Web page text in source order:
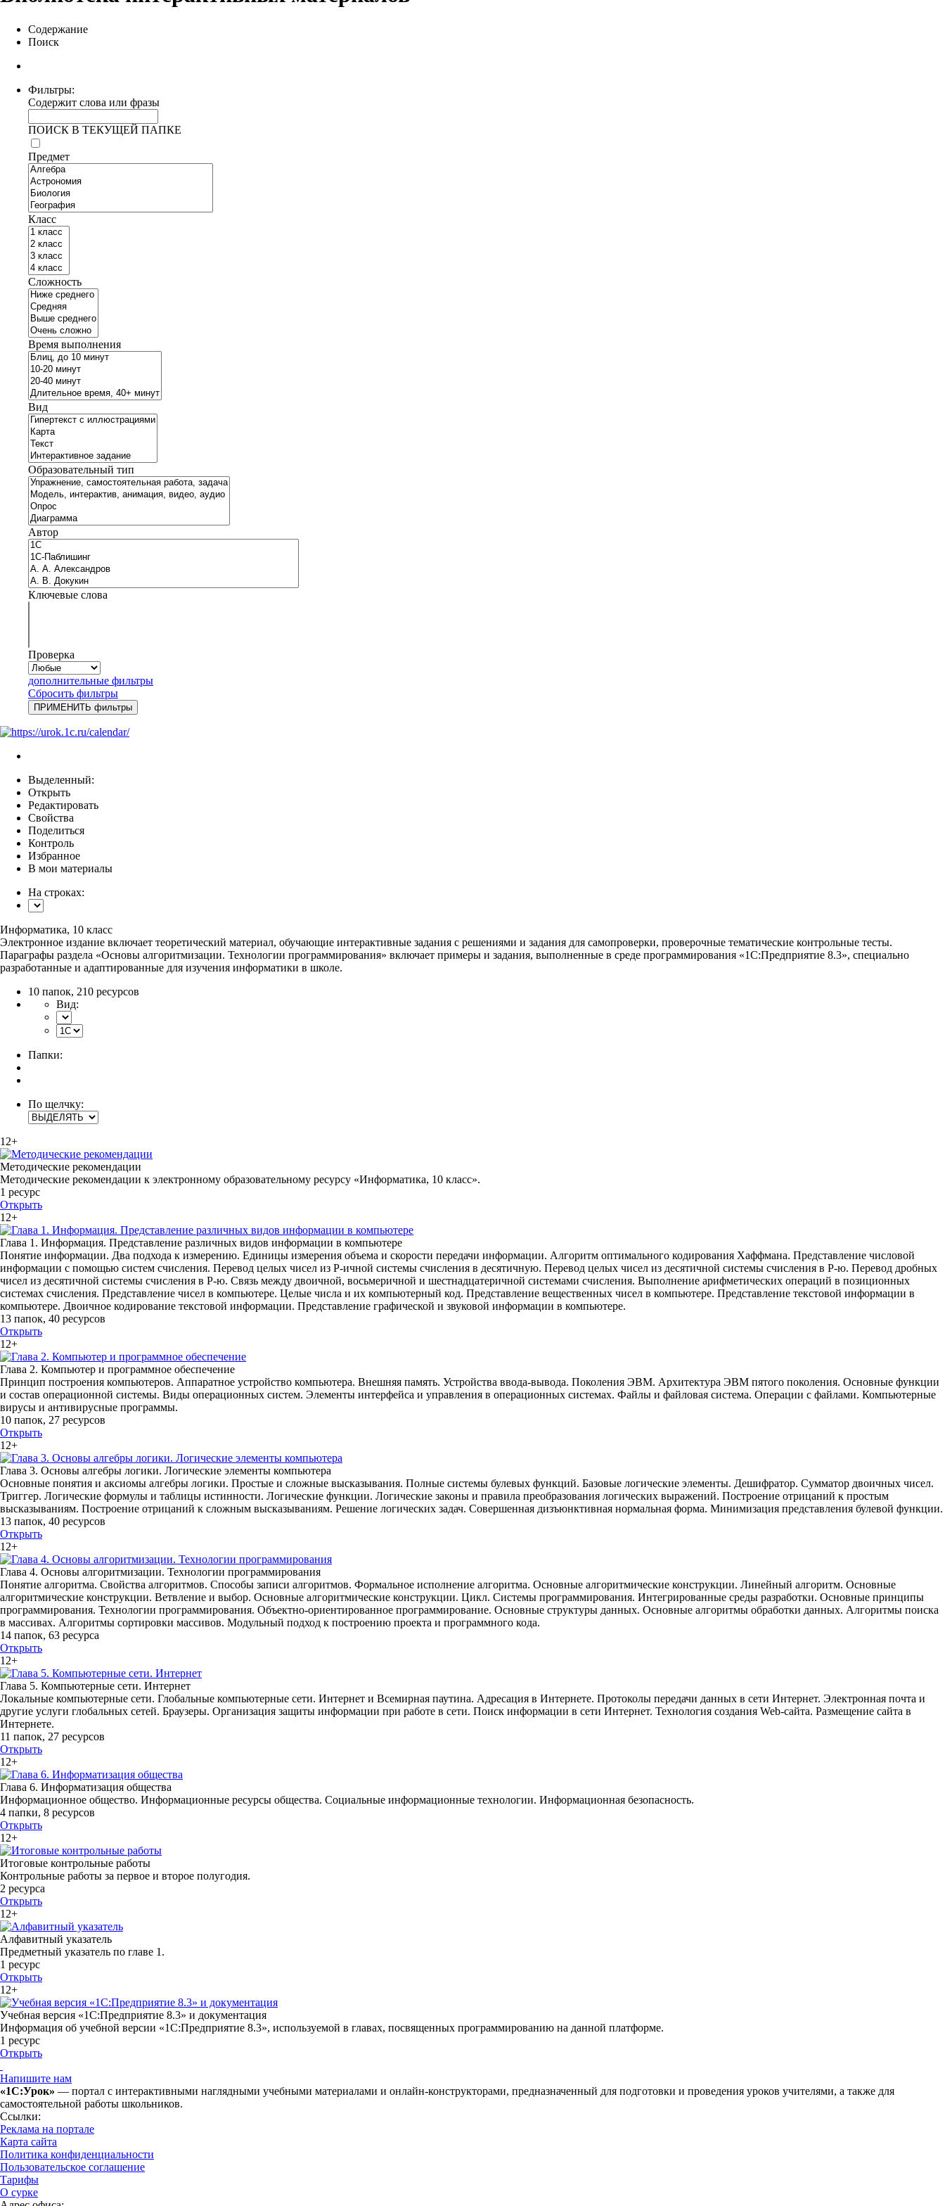
Содержание
Поиск
Фильтры:
Содержит слова или фразы
ПОИСК В ТЕКУЩЕЙ ПАПКЕ
Предмет
Класс
Сложность
Время выполнения
Вид
Образовательный тип
Автор
Ключевые слова
Проверка
дополнительные фильтры
Сбросить фильтры
Выделенный:
Открыть
Редактировать
Свойства
Поделиться
Контроль
Избранное
В мои материалы
На строках:
Информатика, 10 класс
Электронное издание включает теоретический материал, обучающие интерактивные задания с решениями и задания для самопроверки, проверочные тематические контрольные тесты.
Параграфы раздела «Основы алгоритмизации. Технологии программирования» включает примеры и задания, выполненные в среде программирования «1С:Предприятие 8.3», специально
разработанные и адаптированные для изучения информатики в школе.
10 папок, 210 ресурсов
Вид:
Папки:
По щелчку:
12+
Методические рекомендации
Методические рекомендации к электронному образовательному ресурсу «Информатика, 10 класс».
1 ресурс
Открыть
12+
Глава 1. Информация. Представление различных видов информации в компьютере
Понятие информации. Два подхода к измерению. Единицы измерения объема и скорости передачи информации. Алгоритм оптимального кодирования Хаффмана. Представление числовой
информации с помощью систем счисления. Перевод целых чисел из Р-ичной системы счисления в десятичную. Перевод целых чисел из десятичной системы счисления в P-ю. Перевод дробных
чисел из десятичной системы счисления в P-ю. Связь между двоичной, восьмеричной и шестнадцатеричной системами счисления. Выполнение арифметических операций в позиционных
системах счисления. Представление чисел в компьютере. Целые числа и их компьютерный код. Представление вещественных чисел в компьютере. Представление текстовой информации в
компьютере. Двоичное кодирование текстовой информации. Представление графической и звуковой информации в компьютере.
13 папок, 40 ресурсов
Открыть
12+
Глава 2. Компьютер и программное обеспечение
Принцип построения компьютеров. Аппаратное устройство компьютера. Внешняя память. Устройства ввода-вывода. Поколения ЭВМ. Архитектура ЭВМ пятого поколения. Основные функции
и состав операционной системы. Виды операционных систем. Элементы интерфейса и управления в операционных системах. Файлы и файловая система. Операции с файлами. Компьютерные
вирусы и антивирусные программы.
10 папок, 27 ресурсов
Открыть
12+
Глава 3. Основы алгебры логики. Логические элементы компьютера
Основные понятия и аксиомы алгебры логики. Простые и сложные высказывания. Полные системы булевых функций. Базовые логические элементы. Дешифратор. Сумматор двоичных чисел.
Триггер. Логические формулы и таблицы истинности. Логические функции. Логические законы и правила преобразования логических выражений. Построение отрицаний к простым
высказываниям. Построение отрицаний к сложным высказываниям. Решение логических задач. Совершенная дизъюнктивная нормальная форма. Минимизация представления булевой функции.
13 папок, 40 ресурсов
Открыть
12+
Глава 4. Основы алгоритмизации. Технологии программирования
Понятие алгоритма. Свойства алгоритмов. Способы записи алгоритмов. Формальное исполнение алгоритма. Основные алгоритмические конструкции. Линейный алгоритм. Основные
алгоритмические конструкции. Ветвление и выбор. Основные алгоритмические конструкции. Цикл. Системы программирования. Интегрированные среды разработки. Основные принципы
программирования. Технологии программирования. Объектно-ориентированное программирование. Основные структуры данных. Основные алгоритмы обработки данных. Алгоритмы поиска
в массивах. Алгоритмы сортировки массивов. Модульный подход к построению проекта и программного кода.
14 папок, 63 ресурса
Открыть
12+
Глава 5. Компьютерные сети. Интернет
Локальные компьютерные сети. Глобальные компьютерные сети. Интернет и Всемирная паутина. Адресация в Интернете. Протоколы передачи данных в сети Интернет. Электронная почта и
другие услуги глобальных сетей. Браузеры. Организация защиты информации при работе в сети. Поиск информации в сети Интернет. Технология создания Web-сайта. Размещение сайта в
Интернете.
11 папок, 27 ресурсов
Открыть
12+
Глава 6. Информатизация общества
Информационное общество. Информационные ресурсы общества. Социальные информационные технологии. Информационная безопасность.
4 папки, 8 ресурсов
Открыть
12+
Итоговые контрольные работы
Контрольные работы за первое и второе полугодия.
2 ресурса
Открыть
12+
Алфавитный указатель
Предметный указатель по главе 1.
1 ресурс
Открыть
12+
Учебная версия «1С:Предприятие 8.3» и документация
Информация об учебной версии «1С:Предприятие 8.3», используемой в главах, посвященных программированию на данной платформе.
1 ресурс
Открыть
Напишите нам
«1С:Урок» — портал с интерактивными наглядными учебными материалами и онлайн-конструкторами, предназначенный для подготовки и проведения уроков учителями, а также для
самостоятельной работы школьников.
Ссылки:
Реклама на портале
Карта сайта
Политика конфиденциальности
Пользовательское соглашение
Тарифы
О сурке